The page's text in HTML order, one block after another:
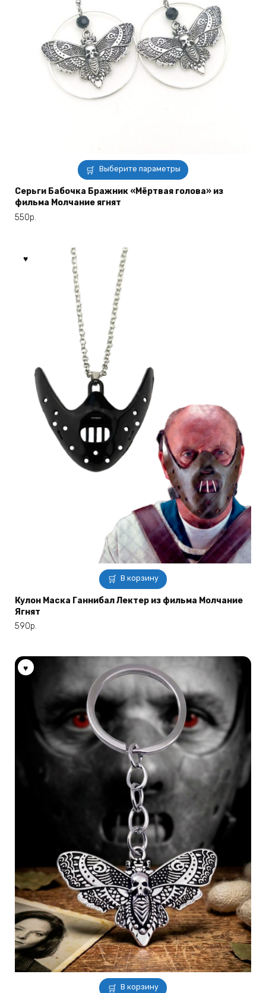
Выберите параметры
Этот
товар
имеет
Серьги Бабочка Бражник «Мёртвая голова» из
фильма Молчание ягнят
550р.
В корзину
Кулон Маска Ганнибал Лектер из фильма Молчание
Ягнят
590р.
В корзину